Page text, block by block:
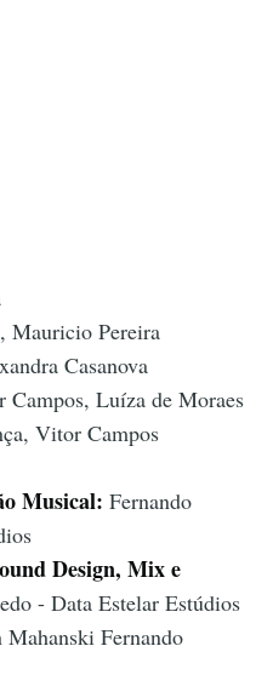
Mauricio Pereira
Casanova
Campos, Luíza de Moraes
Vitor Campos
Musical:Fernando
Design, Mix e
- Data Estelar Estúdios
Mahanski Fernando